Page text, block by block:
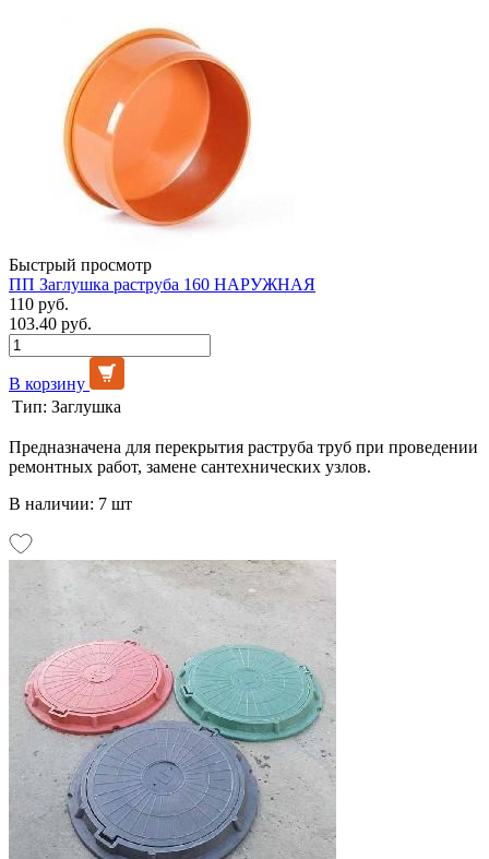
Быстрый просмотр
ПП Заглушка раструба 160 НАРУЖНАЯ
110 руб.
103.40 руб.
В корзину
Тип: Заглушка
Предназначена для перекрытия раструба труб при проведении
ремонтных работ, замене сантехнических узлов.
В наличии: 7 шт